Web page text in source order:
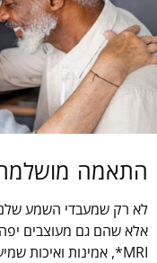
התאמה
לא רק שמעבדי השמע
אלא שהם גם מעוצבים
MRI*, אמינות ואיכות שמיעה יוצאות מן הכלל.